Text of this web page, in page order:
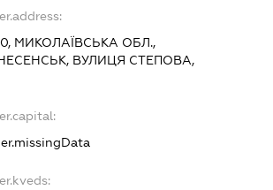
МИКОЛАЇВСЬКА ОБЛ.,
ВУЛИЦЯ СТЕПОВА,